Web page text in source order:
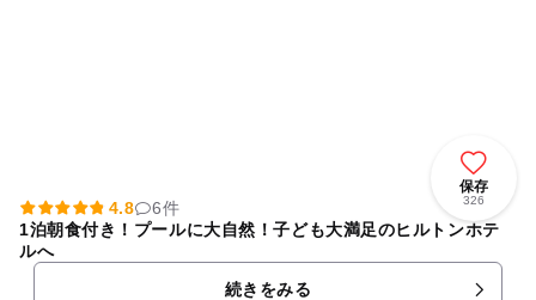
保存
326
4.8
6件
1泊朝食付き！プールに大自然！子ども大満足のヒルトンホテ
ルへ
続きをみる